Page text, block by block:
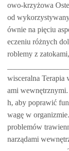
owo-krzyżowa
od
ównie na pięciu
eczeniu różnych
roblemy z
wisceralna Terapia
ami
h, aby poprawić
wagę w
problemów
narządami